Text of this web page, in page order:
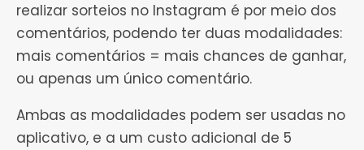
realizar sorteios no Instagram é por meio dos
comentários, podendo ter duas modalidades:
mais comentários = mais chances de ganhar,
ou apenas um único comentário.
Ambas as modalidades podem ser usadas no
aplicativo, e a um custo adicional de 5